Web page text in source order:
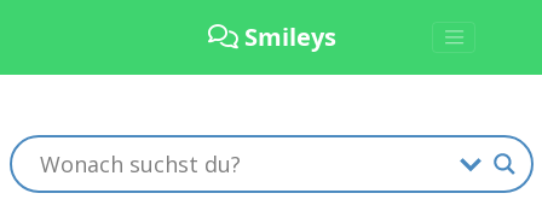
Smileys